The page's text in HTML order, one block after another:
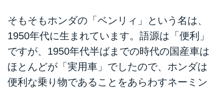
そもそもホンダの「ベンリィ」という名は、
1950年代に生まれています。語源は「便利」
ですが、1950年代半ばまでの時代の国産車は
ほとんどが「実用車」でしたので、ホンダは
便利な乗り物であることをあらわすネーミン